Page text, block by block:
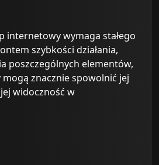
internetowy wymaga stałego
szybkości działania,
poszczególnych elementów,
znacznie spowolnić jej
widoczność w